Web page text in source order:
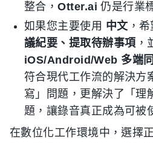
整合，Otter.ai 仍是行業
如果您主要使用 中文，希
議紀要、提取待辦事項 ，
iOS/Android/Web 多端
符合現代工作流的解決方
寫」問題，更解決了「理
題，讓錄音真正成為可被
在數位化工作環境中，選擇